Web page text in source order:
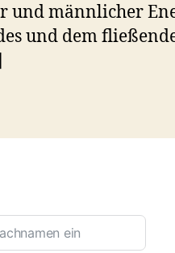
und männlicher
und dem